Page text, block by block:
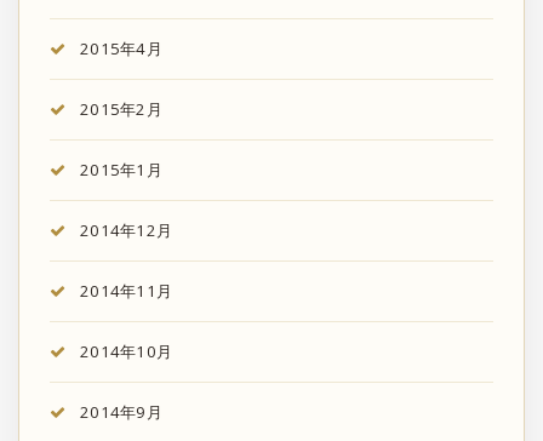
2015年4月
2015年2月
2015年1月
2014年12月
2014年11月
2014年10月
2014年9月